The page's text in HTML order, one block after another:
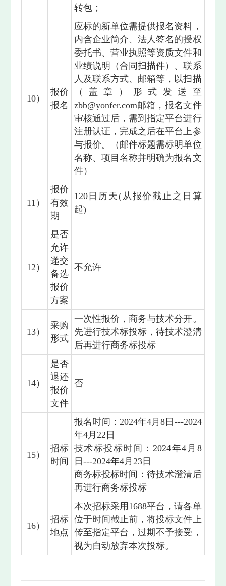
转包；
10）
报价
报名
应标的新单位需提供报名资料，
内含企业简介、法人签名的授权
委托书、营业执照等资质文件和
业绩说明（合同扫描件）、联系
人及联系方式、邮箱等，以扫描
（盖章）形式发送至
zbb@yonfer.com邮箱，报名文件
审核通过后，需到指定平台进行
注册认证，完成之后在平台上参
与报价。（邮件标题需标明单位
名称、项目名称并明确为报名文
件）
11）
报价
有效
期
120日历天(从报价截止之日算
起)
12）
是否
允许
递交
备选
报价
方案
不允许
13）
采购
形式
一次性报价，商务与技术分开。
先进行技术标投标，待技术澄清
后再进行商务标投标
14）
是否
退还
报价
文件
否
15）
招标
时间
报名时间：2024年4月8日---2024
年4月22日
技术标投标时间：2024年4月8
日---2024年4月23日
商务标投标时间：待技术澄清后
再进行商务标投标
16）
招标
地点
本次招标采用1688平台，请各单
位于时间截止前，将投标文件上
传至指定平台，过期不予接受，
视为自动放弃本次投标。